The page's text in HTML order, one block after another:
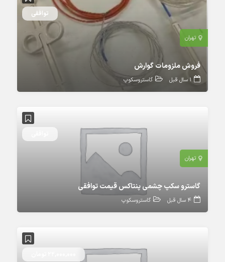
تهران
توافقی
فروش ملزومات گوارش
1 سال قبل گاستروسکوپ
تهران
گاسترو سکپ چشمی پنتاکس قیمت توافقی
4 سال قبل گاستروسکوپ